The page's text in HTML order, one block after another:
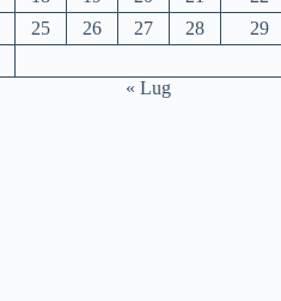
25 26 27 28 29
« Lug